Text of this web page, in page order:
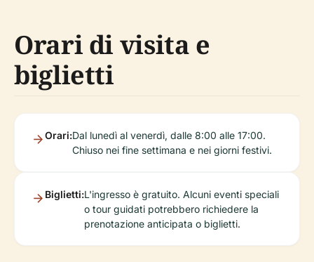
Orari di visita e
biglietti
Orari:Dal lunedì al venerdì, dalle 8:00 alle 17:00.
Chiuso nei fine settimana e nei giorni festivi.
Biglietti:L'ingresso è gratuito. Alcuni eventi speciali
o tour guidati potrebbero richiedere la
prenotazione anticipata o biglietti.